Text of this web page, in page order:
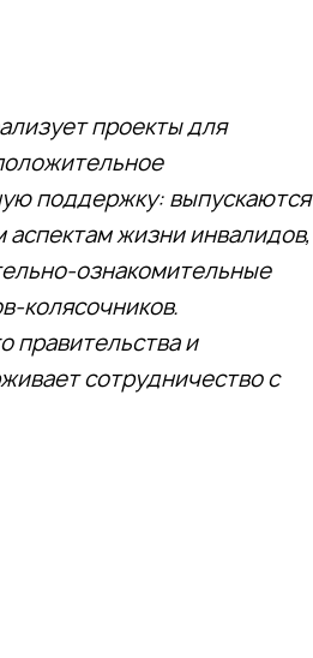
проекты для
поддержку: выпускаются
жизни инвалидов,
ознакомительные
колясочников.
правительства и
сотрудничество с